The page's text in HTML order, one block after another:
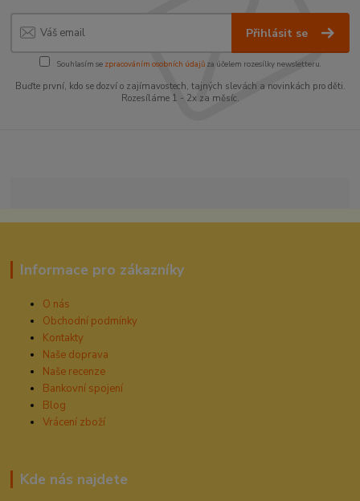
Přihlásit se
Souhlasím se zpracováním osobních údajůza účelem rozesílky newsletteru.
Buďte první, kdo se dozví o zajímavostech, tajných slevách a novinkách pro děti.
Rozesíláme 1 - 2x za měsíc.
Informace pro zákazníky
O nás
Obchodní podmínky
Kontakty
Naše doprava
Naše recenze
Bankovní spojení
Blog
Vrácení zboží
Kde nás najdete